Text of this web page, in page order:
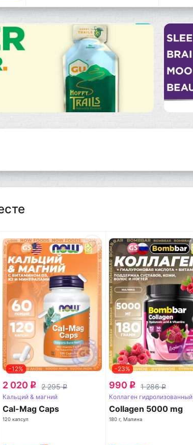
-12%
2 020 q 2 295q
Кальций & магний
Cal-Mag Caps
120 капсул
-23%
990 q 1 286q
Коллаген гидролизованный
Collagen 5000 mg
180 г, Малина